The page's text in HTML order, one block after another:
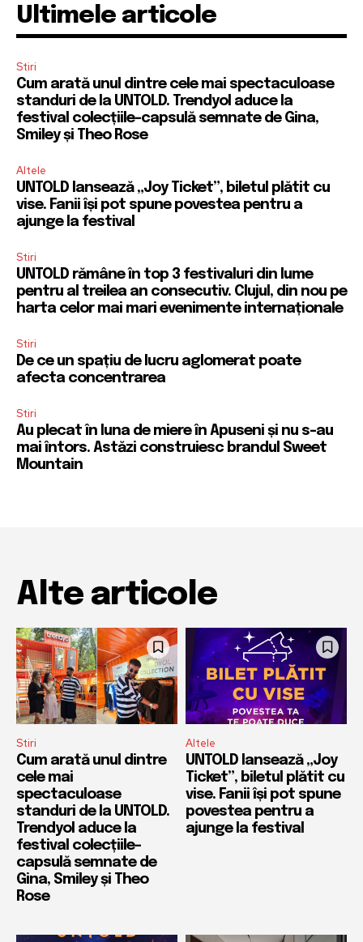
Ultimele articole
Stiri
Cum arată unul dintre cele mai spectaculoase
standuri de la UNTOLD. Trendyol aduce la
festival colecțiile-capsulă semnate de Gina,
Smiley și Theo Rose
Altele
UNTOLD lansează „Joy Ticket”, biletul plătit cu
vise. Fanii își pot spune povestea pentru a
ajunge la festival
Stiri
UNTOLD rămâne în top 3 festivaluri din lume
pentru al treilea an consecutiv. Clujul, din nou pe
harta celor mai mari evenimente internaționale
Stiri
De ce un spațiu de lucru aglomerat poate
afecta concentrarea
Stiri
Au plecat în luna de miere în Apuseni și nu s-au
mai întors. Astăzi construiesc brandul Sweet
Mountain
Alte articole
Stiri
Cum arată unul dintre
cele mai
spectaculoase
standuri de la UNTOLD.
Trendyol aduce la
festival colecțiile-
capsulă semnate de
Gina, Smiley și Theo
Rose
Altele
UNTOLD lansează „Joy
Ticket”, biletul plătit cu
vise. Fanii își pot spune
povestea pentru a
ajunge la festival